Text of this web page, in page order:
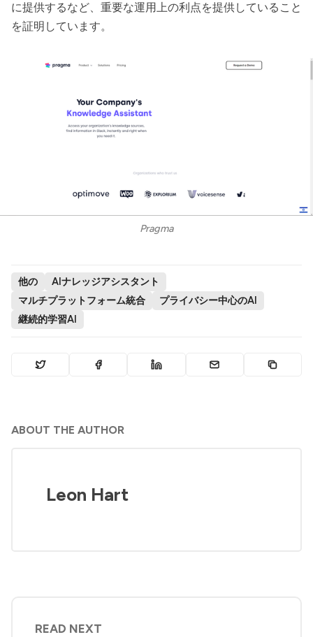
に提供するなど、重要な運用上の利点を提供していること
を証明しています。
Pragma
他の
AIナレッジアシスタント
マルチプラットフォーム統合
プライバシー中心のAI
継続的学習AI
ABOUT THE AUTHOR
Leon Hart
READ NEXT